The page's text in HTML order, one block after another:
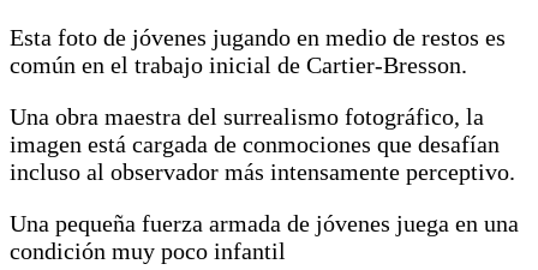
Esta foto de jóvenes jugando en medio de restos es
común en el trabajo inicial de Cartier-Bresson.
Una obra maestra del surrealismo fotográfico, la
imagen está cargada de conmociones que desafían
incluso al observador más intensamente perceptivo.
Una pequeña fuerza armada de jóvenes juega en una
condición muy poco infantil